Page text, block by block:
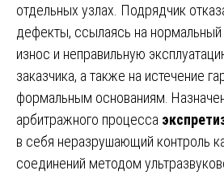
отдельных узлах. Подрядчик
дефекты, ссылаясь на нормальный
износ и неправильную
заказчика, а также на истечение
формальным основаниям.
арбитражного процесса
в себя неразрушающий контроль
соединений методом